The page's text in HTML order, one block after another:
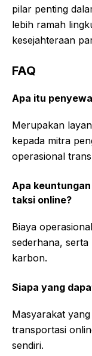
pilar penting
lebih ramah
kesejahteraan
FAQ
Apa itu
Merupakan
kepada mitra
operasional
Apa
taksi online?
Biaya
sederhana,
karbon.
Siapa yang
Masyarakat
transportasi
sendiri.